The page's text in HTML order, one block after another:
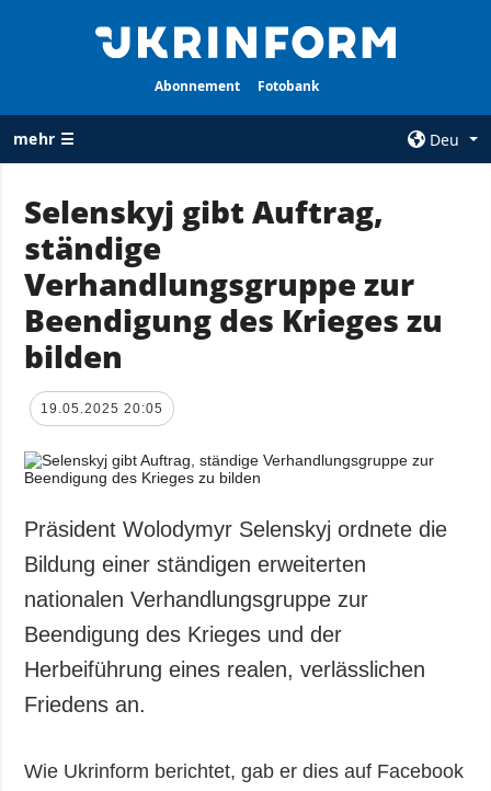
Abonnement Fotobank
mehr ☰
Deu
ALLE
RUBRIKEN
Krieg
Wiederaufbau
der Ukraine
Politik
Wirtschaft
Militär
Kultur
Sport
Kriminalität
Notstand und
Notfälle
Über uns
Kontakte
services
personenbezogener
ZUSÄTZLICH
Interview
Fotobank
Selenskyj gibt Auftrag,
ständige
Verhandlungsgruppe zur
Beendigung des Krieges zu
bilden
19.05.2025 20:05
Präsident Wolodymyr Selenskyj ordnete die
Bildung einer ständigen erweiterten
nationalen Verhandlungsgruppe zur
Beendigung des Krieges und der
Herbeiführung eines realen, verlässlichen
Friedens an.
Wie Ukrinform berichtet, gab er dies auf Facebook